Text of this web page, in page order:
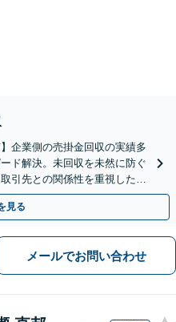
企業側の売掛金回収の実績多
ド解決。未回収を未然に防ぐ
引先との関係性を重視した円
見る
メールでお問い合わせ